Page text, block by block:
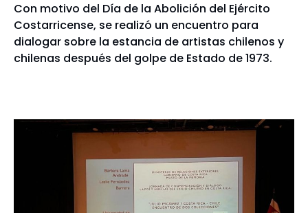
Con motivo del Día de la Abolición del Ejército
Costarricense, se realizó un encuentro para
dialogar sobre la estancia de artistas chilenos y
chilenas después del golpe de Estado de 1973.